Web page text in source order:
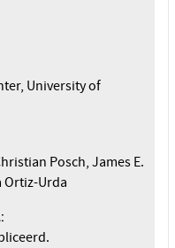
University of
Posch, James E.
Ortiz-Urda